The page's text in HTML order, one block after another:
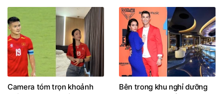
Camera tóm trọn khoảnh
Bên trong khu nghỉ dưỡng